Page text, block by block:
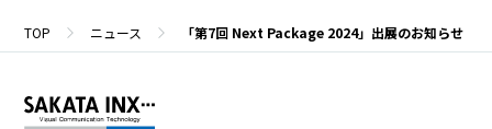
TOP ニュース 「第7回 Next Package 2024」出展のお知らせ